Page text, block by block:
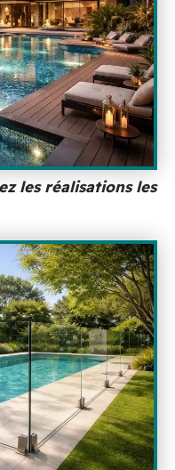
les réalisations les